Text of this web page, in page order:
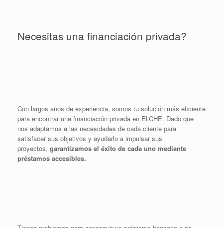
Necesitas una financiación privada?
Con largos años de experiencia, somos tu solución más eficiente
para encontrar una financiación privada en ELCHE. Dado que
nos adaptamos a las necesidades de cada cliente para
satisfacer sus objetivos y ayudarlo a impulsar sus
proyectos, garantizamos el éxito de cada uno medíante
préstamos accesibles.